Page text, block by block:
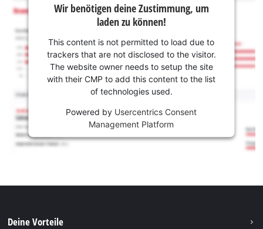
Wir benötigen deine Zustimmung, um
laden zu können!
This content is not permitted to load due to
trackers that are not disclosed to the visitor.
The website owner needs to setup the site
with their CMP to add this content to the list
of technologies used.
Powered by Usercentrics Consent
Management Platform
Deine Vorteile